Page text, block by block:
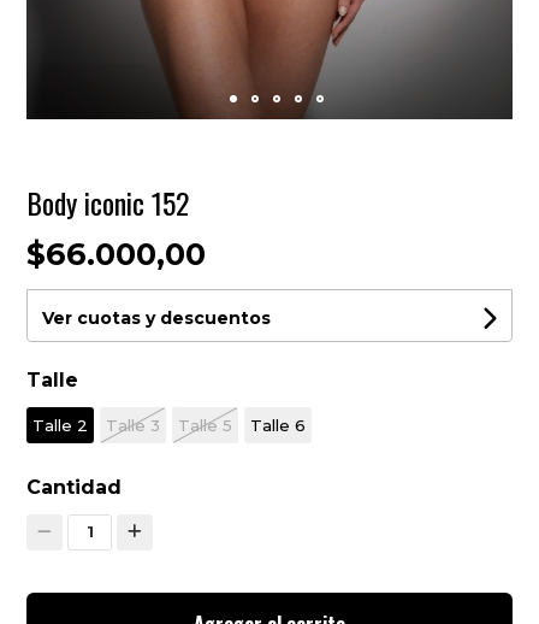
Body iconic 152
$66.000,00
Ver cuotas y descuentos
Talle
Talle 2 Talle 3 Talle 5 Talle 6
Cantidad
1